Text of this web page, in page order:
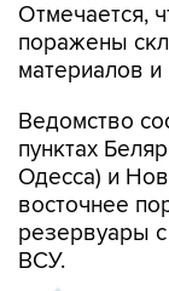
Отмечается,
поражены
материалов
Ведомство
пунктах
Одесса) и
восточнее
резервуары
ВСУ.